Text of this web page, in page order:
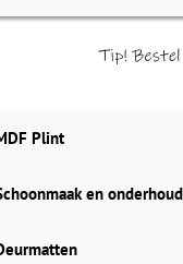
Plint
70x12 mm
90x12 mm
en onderhoud